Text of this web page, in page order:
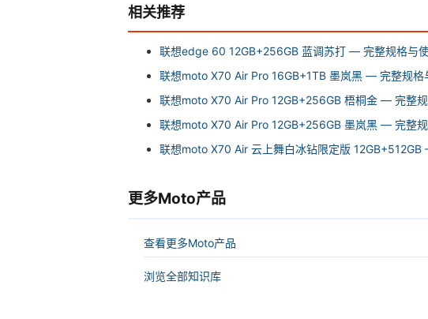
相关推荐
联想edge 60 12GB+256GB 蓝调苏打 — 完整规格与
联想moto X70 Air Pro 16GB+1TB 墨岚黑 — 完整规格
联想moto X70 Air Pro 12GB+256GB 梧桐金 — 完整
联想moto X70 Air Pro 12GB+256GB 墨岚黑 — 完整
联想moto X70 Air 云上舞白冰钻限定版
更多Moto产品
查看更多Moto产品
浏览全部知识库